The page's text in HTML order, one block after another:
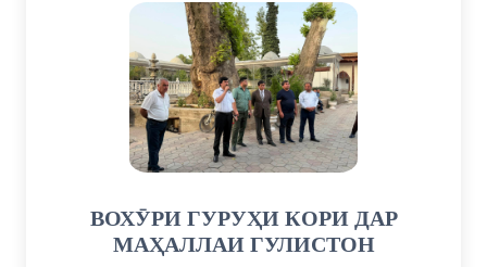
ВОХӮРИ ГУРУҲИ КОРИ ДАР
МАҲАЛЛАИ ГУЛИСТОН